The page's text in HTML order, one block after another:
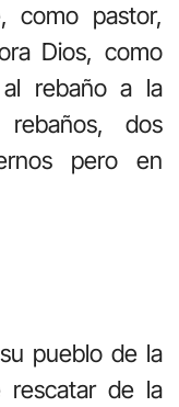
como pastor,
Dios, como
al rebaño a la
dos
pero en
pueblo de la
rescatar de la